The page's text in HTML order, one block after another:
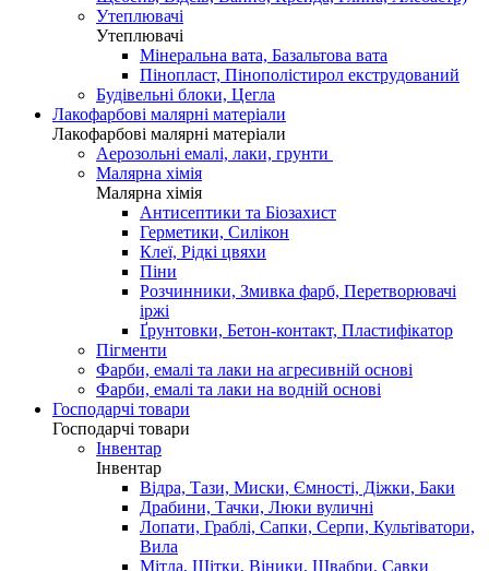
Утеплювачі
Утеплювачі
Мінеральна вата, Базальтова вата
Пінопласт, Пінополістирол екструдований
Будівельні блоки, Цегла
Лакофарбові малярні матеріали
Лакофарбові малярні матеріали
Аерозольні емалі, лаки, грунти
Малярна хімія
Малярна хімія
Антисептики та Біозахист
Герметики, Силікон
Клеї, Рідкі цвяхи
Піни
Розчинники, Змивка фарб, Перетворювачі
іржі
Ґрунтовки, Бетон-контакт, Пластифікатор
Пігменти
Фарби, емалі та лаки на агресивній основі
Фарби, емалі та лаки на водній основі
Господарчі товари
Господарчі товари
Інвентар
Інвентар
Відра, Тази, Миски, Ємності, Діжки, Баки
Драбини, Тачки, Люки вуличні
Лопати, Граблі, Сапки, Серпи, Культіватори,
Вила
Мітла, Щітки, Віники, Швабри, Савки